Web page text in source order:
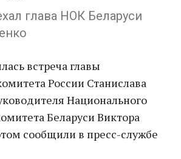
глава НОК Беларуси
встреча главы
России Станислава
Национального
Беларуси Виктора
сообщили в пресс-службе